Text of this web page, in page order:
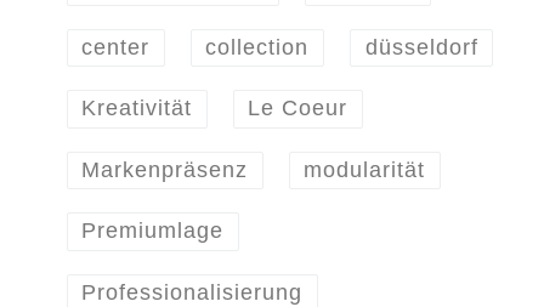
center collection düsseldorf
Kreativität Le Coeur
Markenpräsenz modularität
Premiumlage
Professionalisierung